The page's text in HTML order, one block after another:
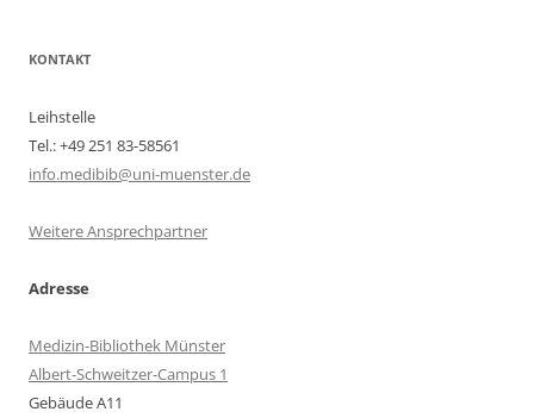
KONTAKT
Leihstelle
Tel.: +49 251 83-58561
info.medibib@uni-muenster.de
Weitere Ansprechpartner
Adresse
Medizin-Bibliothek Münster
Albert-Schweitzer-Campus 1
Gebäude A11